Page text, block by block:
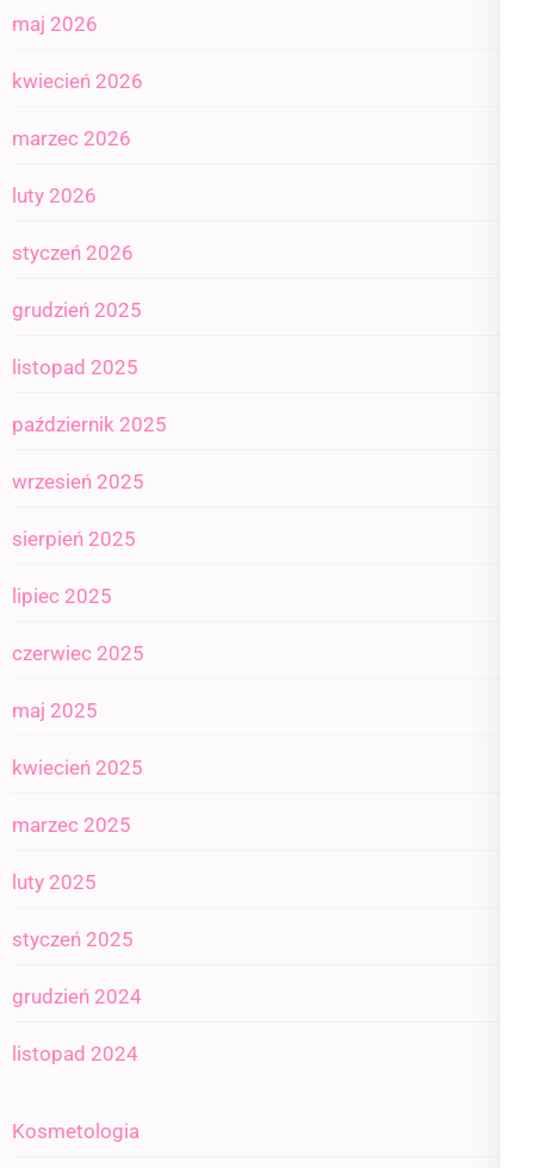
maj 2026
kwiecień 2026
marzec 2026
luty 2026
styczeń 2026
grudzień 2025
listopad 2025
październik 2025
wrzesień 2025
sierpień 2025
lipiec 2025
czerwiec 2025
maj 2025
kwiecień 2025
marzec 2025
luty 2025
styczeń 2025
grudzień 2024
listopad 2024
Kosmetologia